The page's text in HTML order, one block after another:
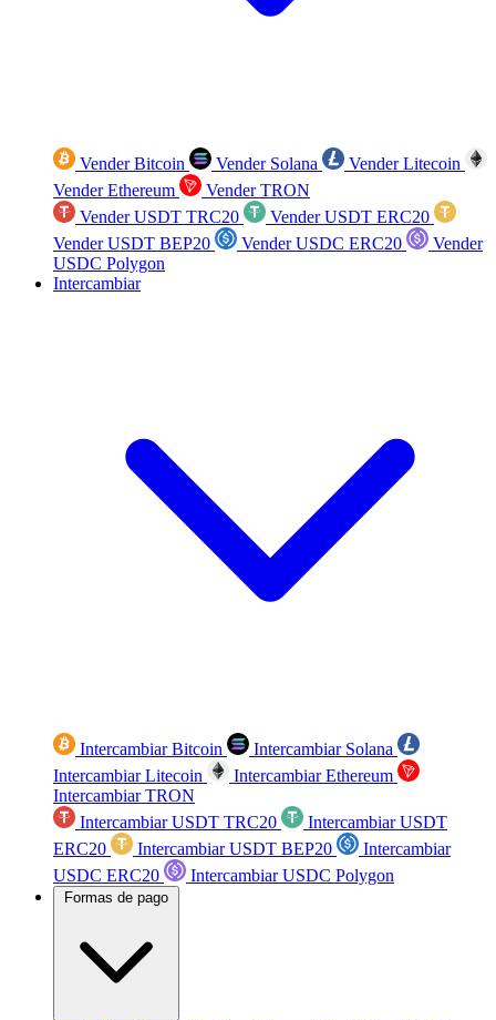
Vender Bitcoin Vender Solana
Vender Litecoin
Vender Ethereum
Vender TRON
Vender USDT TRC20
Vender USDT ERC20
Vender USDT BEP20
Vender USDC ERC20
Vender
USDC Polygon
Intercambiar
Intercambiar Bitcoin
Intercambiar Solana
Intercambiar Litecoin
Intercambiar Ethereum
Intercambiar TRON
Intercambiar USDT TRC20
Intercambiar USDT
ERC20
Intercambiar USDT BEP20
Intercambiar
USDC ERC20
Intercambiar USDC Polygon
Formas de pago